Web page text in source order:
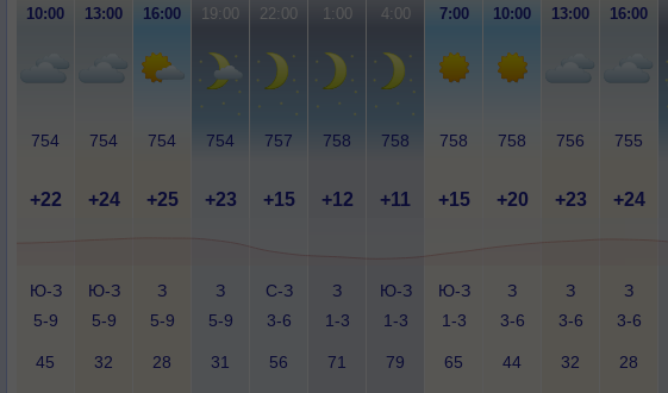
10:00 13:00 16:00 19:00 22:00 1:00 4:00 7:00 10:00 13:00 16:00
754 754 754 754 757 758 758 758 758 756 755
+22 +24 +25 +23 +15 +12 +11 +15 +20 +23 +24
Ю-З
5-9
Ю-З
5-9
З
5-9
З
5-9
С-З
3-6
З
1-3
Ю-З
1-3
Ю-З
1-3
З
3-6
З
3-6
З
3-6
45 32 28 31 56 71 79 65 44 32 28